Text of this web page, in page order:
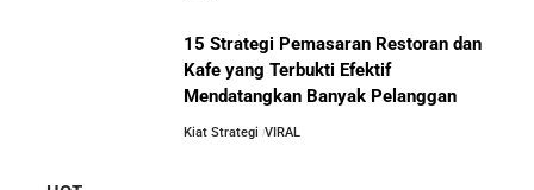
Jurus-Jurus Bisnis UMKM Agar Bertahan Saat Krisis
Ekonomi dan Penjualan Turun
15 Strategi Pemasaran Restoran dan
Kafe yang Terbukti Efektif
Mendatangkan Banyak Pelanggan
Kiat Strategi VIRAL